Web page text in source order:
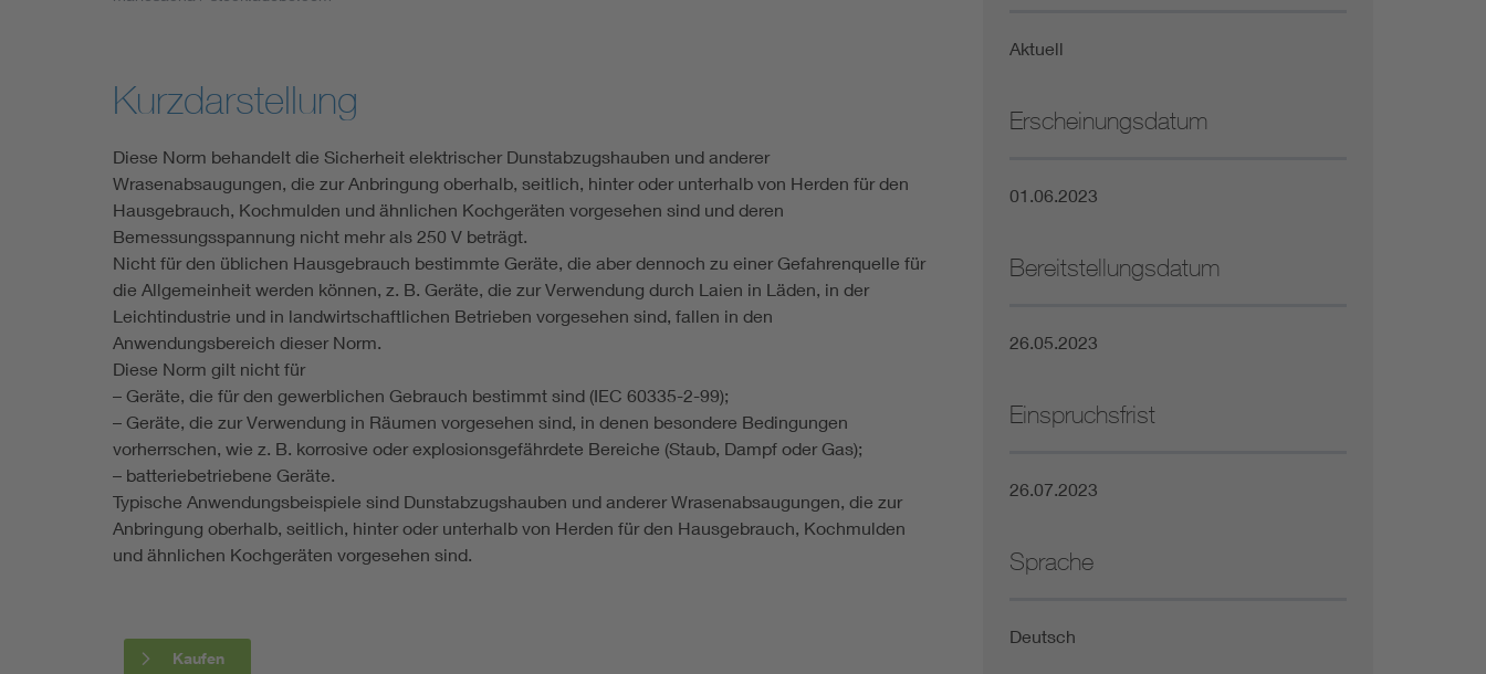
Living
Smart Cities
Kurzdarstellung
Diese Norm behandelt die Sicherheit elektrischer Dunstabzugshauben und anderer
Wrasenabsaugungen, die zur Anbringung oberhalb, seitlich, hinter oder unterhalb von Herden für den
Hausgebrauch, Kochmulden und ähnlichen Kochgeräten vorgesehen sind und deren
Bemessungsspannung nicht mehr als 250 V beträgt.
Nicht für den üblichen Hausgebrauch bestimmte Geräte, die aber dennoch zu einer Gefahrenquelle für
die Allgemeinheit werden können, z. B. Geräte, die zur Verwendung durch Laien in Läden, in der
Leichtindustrie und in landwirtschaftlichen Betrieben vorgesehen sind, fallen in den
Anwendungsbereich dieser Norm.
Diese Norm gilt nicht für
– Geräte, die für den gewerblichen Gebrauch bestimmt sind (IEC 60335-2-99);
– Geräte, die zur Verwendung in Räumen vorgesehen sind, in denen besondere Bedingungen
vorherrschen, wie z. B. korrosive oder explosionsgefährdete Bereiche (Staub, Dampf oder Gas);
– batteriebetriebene Geräte.
Typische Anwendungsbeispiele sind Dunstabzugshauben und anderer Wrasenabsaugungen, die zur
Anbringung oberhalb, seitlich, hinter oder unterhalb von Herden für den Hausgebrauch, Kochmulden
und ähnlichen Kochgeräten vorgesehen sind.
Kaufen
Aktuell
Erscheinungsdatum
01.06.2023
Bereitstellungsdatum
26.05.2023
Einspruchsfrist
26.07.2023
Sprache
Deutsch